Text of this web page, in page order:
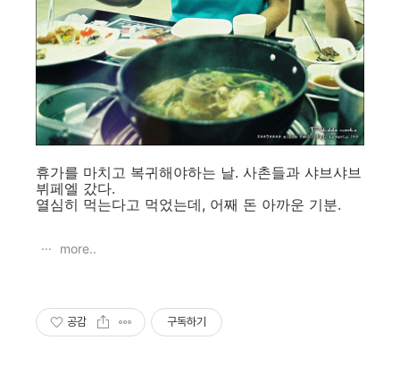
휴가를 마치고 복귀해야하는 날. 사촌들과 샤브샤브
뷔페엘 갔다.
열심히 먹는다고 먹었는데, 어째 돈 아까운 기분.
more..
공감 구독하기